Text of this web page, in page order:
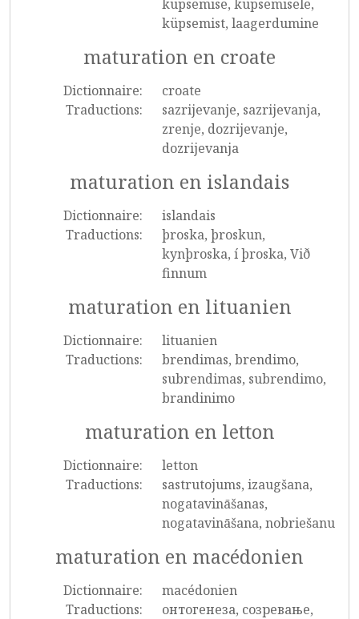
küpsemise, küpsemisele,
küpsemist, laagerdumine
maturation en croate
Dictionnaire:
croate
Traductions:
sazrijevanje, sazrijevanja,
zrenje, dozrijevanje,
dozrijevanja
maturation en islandais
Dictionnaire:
islandais
Traductions:
þroska, þroskun,
kynþroska, í þroska, Við
finnum
maturation en lituanien
Dictionnaire:
lituanien
Traductions:
brendimas, brendimo,
subrendimas, subrendimo,
brandinimo
maturation en letton
Dictionnaire:
letton
Traductions:
sastrutojums, izaugšana,
nogatavināšanas,
nogatavināšana, nobriešanu
maturation en macédonien
Dictionnaire:
macédonien
Traductions:
онтогенеза, созревање,